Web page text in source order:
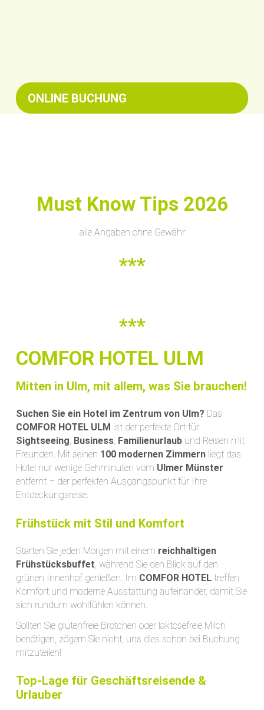
ONLINE BUCHUNG
Must Know Tips 2026
alle Angaben ohne Gewähr
***
***
COMFOR HOTEL ULM
Mitten in Ulm, mit allem, was Sie brauchen!
Suchen Sie ein Hotel im Zentrum von Ulm? Das
COMFOR HOTEL ULM ist der perfekte Ort für
Sightseeing, Business, Familienurlaubund Reisen mit
Freunden. Mit seinen 100 modernen Zimmernliegt das
Hotel nur wenige Gehminuten vom Ulmer Münster
entfernt – der perfekten Ausgangspunkt für Ihre
Entdeckungsreise.
Frühstück mit Stil und Komfort
Starten Sie jeden Morgen mit einem reichhaltigen
Frühstücksbuffet , während Sie den Blick auf den
grünen Innenhof genießen. Im COMFOR HOTELtreffen
Komfort und moderne Ausstattung aufeinander, damit Sie
sich rundum wohlfühlen können.
Sollten Sie glutenfreie Brötchen oder laktosefreie Milch
benötigen, zögern Sie nicht, uns dies schon bei Buchung
mitzuteilen!
Top-Lage für Geschäftsreisende &
Urlauber